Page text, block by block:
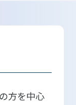
方を中心